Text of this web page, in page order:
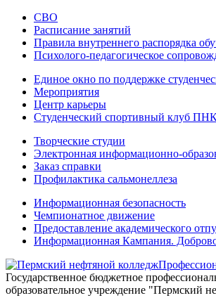
СВО
Расписание занятий
Правила внутреннего распорядка
Психолого-педагогическое
Единое окно по поддержке
Мероприятия
Центр карьеры
Студенческий спортивный клуб
Творческие студии
Электронная информационно-
Заказ справки
Профилактика сальмонеллеза
Информационная безопасность
Чемпионатное движение
Предоставление академического
Информационная Кампания.
Государственное бюджетное
образовательное учреждение "Пермский